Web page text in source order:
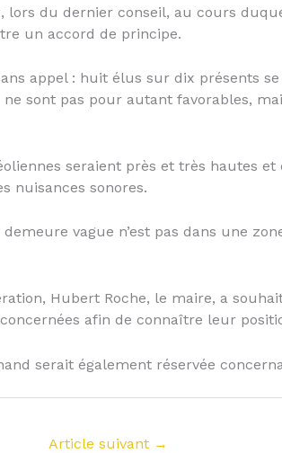
lors du dernier conseil, au cours
un accord de principe.
appel : huit élus sur dix présents
sont pas pour autant favorables,
seraient près et très hautes
nuisances sonores.
vague n’est pas dans une
Hubert Roche, le maire, a
afin de connaître leur
serait également réservée
Article suivant →